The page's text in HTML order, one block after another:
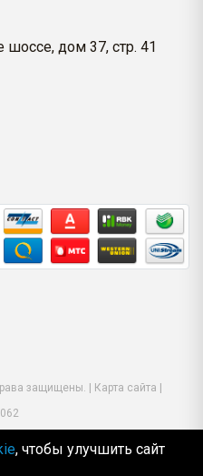
шоссе, дом 37, стр. 41
защищены. | Карта сайта
, чтобы улучшить сайт